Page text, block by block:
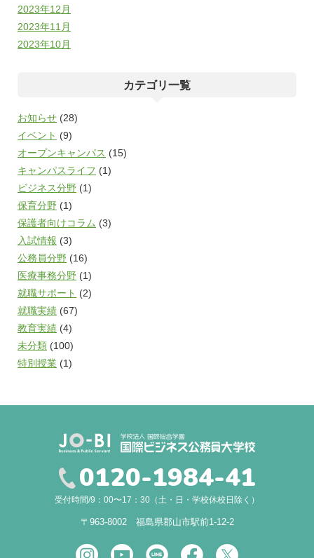
2023年12月
2023年11月
2023年10月
カテゴリ一覧
お知らせ (28)
イベント (9)
オープンキャンパス (15)
キャンパスライフ (1)
ビジネス分野 (1)
保育分野 (1)
保護者向けコラム (3)
入試情報 (3)
公務員分野 (16)
医療事務分野 (1)
就職サポート (2)
就職実績 (67)
教育実績 (4)
未分類 (100)
特別授業 (1)
0120-1984-41
受付時間/9：00〜17：30（土・日・学校休校日除く）
〒963-8002 福島県郡山市駅前1-12-2